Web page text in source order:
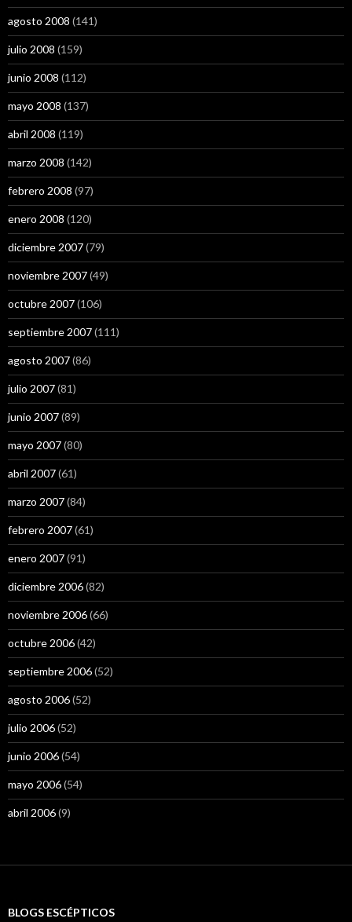
agosto 2008 (141)
julio 2008 (159)
junio 2008 (112)
mayo 2008 (137)
abril 2008 (119)
marzo 2008 (142)
febrero 2008 (97)
enero 2008 (120)
diciembre 2007(79)
noviembre 2007(49)
octubre 2007(106)
septiembre 2007(111)
agosto 2007(86)
julio 2007(81)
junio 2007(89)
mayo 2007(80)
abril 2007(61)
marzo 2007(84)
febrero 2007(61)
enero 2007(91)
diciembre 2006(82)
noviembre 2006(66)
octubre 2006(42)
septiembre 2006(52)
agosto 2006(52)
julio 2006(52)
junio 2006(54)
mayo 2006(54)
abril 2006(9)
BLOGS ESCÉPTICOS